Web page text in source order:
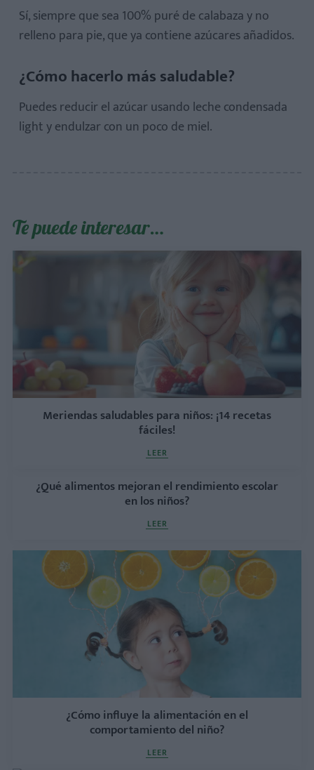
Sí, siempre que sea 100% puré de calabaza y no
relleno para pie, que ya contiene azúcares añadidos.
¿Cómo hacerlo más saludable?
Puedes reducir el azúcar usando leche condensada
light y endulzar con un poco de miel.
Te puede interesar…
Meriendas saludables para niños: ¡14 recetas
fáciles!
LEER
¿Qué alimentos mejoran el rendimiento escolar
en los niños?
LEER
¿Cómo influye la alimentación en el
comportamiento del niño?
LEER